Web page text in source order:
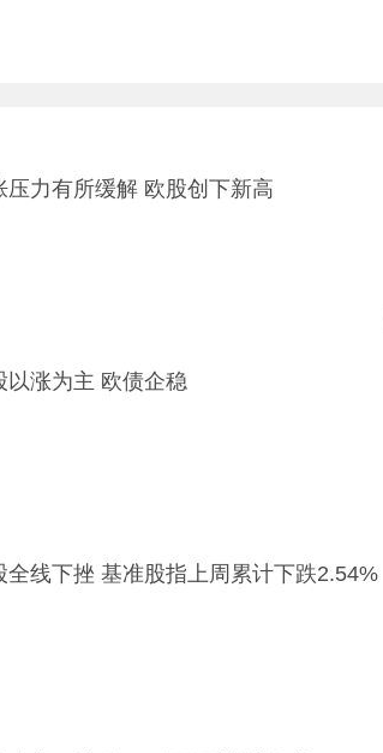
压力有所缓解 欧股创下新高
以涨为主 欧债企稳
全线下挫 基准股指上周累计下跌2.54%